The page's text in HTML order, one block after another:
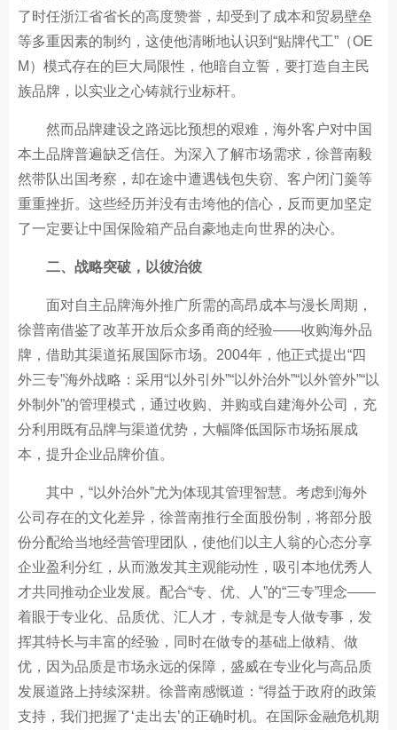
了时任浙江省省长的高度赞誉，却受到了成本和贸易壁垒
等多重因素的制约，这使他清晰地认识到“贴牌代工”（OE
M）模式存在的巨大局限性，他暗自立誓，要打造自主民
族品牌，以实业之心铸就行业标杆。
然而品牌建设之路远比预想的艰难，海外客户对中国
本土品牌普遍缺乏信任。为深入了解市场需求，徐普南毅
然带队出国考察，却在途中遭遇钱包失窃、客户闭门羹等
重重挫折。这些经历并没有击垮他的信心，反而更加坚定
了一定要让中国保险箱产品自豪地走向世界的决心。
二、战略突破，以彼治彼
面对自主品牌海外推广所需的高昂成本与漫长周期，
徐普南借鉴了改革开放后众多甬商的经验——收购海外品
牌，借助其渠道拓展国际市场。2004年，他正式提出“四
外三专”海外战略：采用“以外引外”“以外治外”“以外管外”“以
外制外”的管理模式，通过收购、并购或自建海外公司，充
分利用既有品牌与渠道优势，大幅降低国际市场拓展成
本，提升企业品牌价值。
其中，“以外治外”尤为体现其管理智慧。考虑到海外
公司存在的文化差异，徐普南推行全面股份制，将部分股
份分配给当地经营管理团队，使他们以主人翁的心态分享
企业盈利分红，从而激发其主观能动性，吸引本地优秀人
才共同推动企业发展。配合“专、优、人”的“三专”理念——
着眼于专业化、品质优、汇人才，专就是专人做专事，发
挥其特长与丰富的经验，同时在做专的基础上做精、做
优，因为品质是市场永远的保障，盛威在专业化与高品质
发展道路上持续深耕。徐普南感慨道：“得益于政府的政策
支持，我们把握了‘走出去’的正确时机。在国际金融危机期